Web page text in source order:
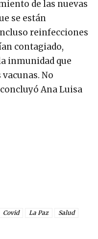
de las nuevas
se están
reinfecciones
contagiado,
inmunidad que
No
Ana Luisa
Covid La Paz
Salud